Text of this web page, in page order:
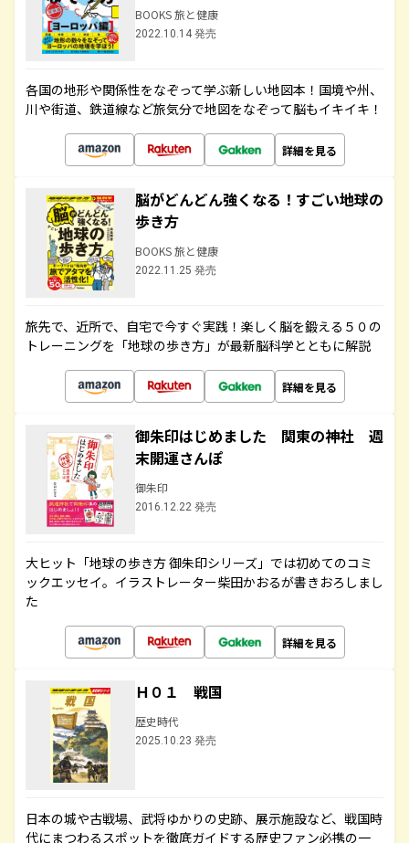
BOOKS 旅と健康
2022.10.14 発売
各国の地形や関係性をなぞって学ぶ新しい地図本！国境や州、
川や街道、鉄道線など旅気分で地図をなぞって脳もイキイキ！
詳細を見る
脳がどんどん強くなる！すごい地球の
歩き方
BOOKS 旅と健康
2022.11.25 発売
旅先で、近所で、自宅で今すぐ実践！楽しく脳を鍛える５０の
トレーニングを「地球の歩き方」が最新脳科学とともに解説
詳細を見る
御朱印はじめました 関東の神社 週
末開運さんぽ
御朱印
2016.12.22 発売
大ヒット「地球の歩き方 御朱印シリーズ」では初めてのコミ
ックエッセイ。イラストレーター柴田かおるが書きおろしまし
た
詳細を見る
Ｈ０１ 戦国
歴史時代
2025.10.23 発売
日本の城や古戦場、武将ゆかりの史跡、展示施設など、戦国時
代にまつわるスポットを徹底ガイドする歴史ファン必携の一